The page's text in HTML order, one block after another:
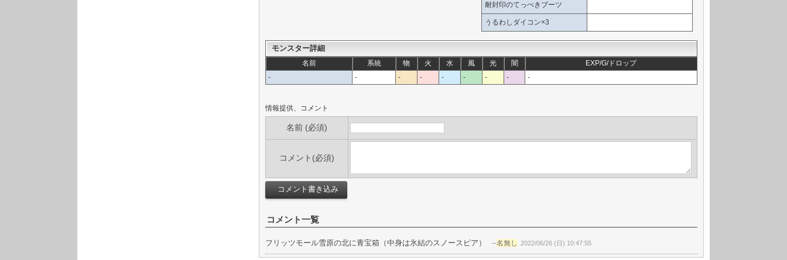
耐封印のてっぺきブーツ
うるわしダイコン×3
モンスター詳細
名前 系統 物 火 水 風 光 闇
EXP/G/ドロップ
-
- - - - - - - -
情報提供、コメント
名前 (必須)
コメント(必須)
コメント一覧
フリッツモール雪原の北に青宝箱（中身は氷結のスノースピア） --名無し 2022/06/26 (日) 10:47:55